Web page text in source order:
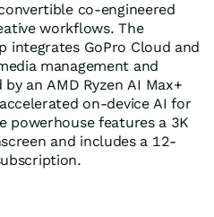
co-engineered
workflows. The
integrates GoPro Cloud and
management and
an AMD Ryzen AI Max+
on-device AI for
powerhouse features a 3K
and includes a 12-